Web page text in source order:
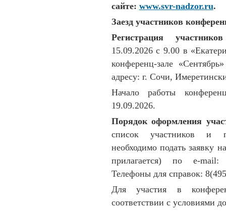
сайте: www.svr-nadzor.ru.
Заезд участников
Регистрация
15.09.2026 c 9.00 в
конференц-зале
адресу: г. Сочи,
Начало работы
19.09.2026.
Порядок оформления
список участников и
необходимо подать заявку
прилагается) по e-
Телефоны для справок:
Для участия в
соответствии с условиями